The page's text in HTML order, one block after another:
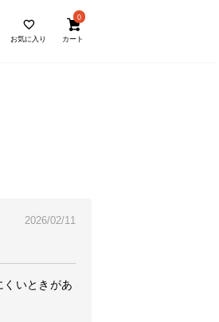
お気に入り
0
カート
2026/02/11
いときがあ